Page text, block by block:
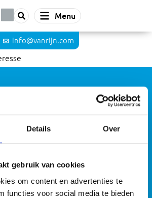
Details Over
gebruik van cookies
om content en advertenties te
functies voor social media te bieden
Menu
info@vanrijn.com